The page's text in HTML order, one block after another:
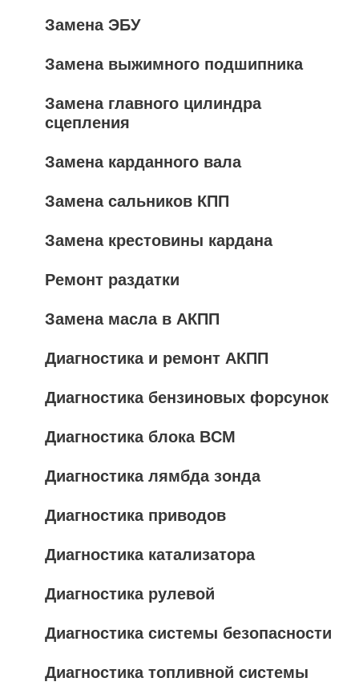
Замена ЭБУ
Замена выжимного подшипника
Замена главного цилиндра
сцепления
Замена карданного вала
Замена сальников КПП
Замена крестовины кардана
Ремонт раздатки
Замена масла в АКПП
Диагностика и ремонт АКПП
Диагностика бензиновых форсунок
Диагностика блока BCM
Диагностика лямбда зонда
Диагностика приводов
Диагностика катализатора
Диагностика рулевой
Диагностика системы безопасности
Диагностика топливной системы